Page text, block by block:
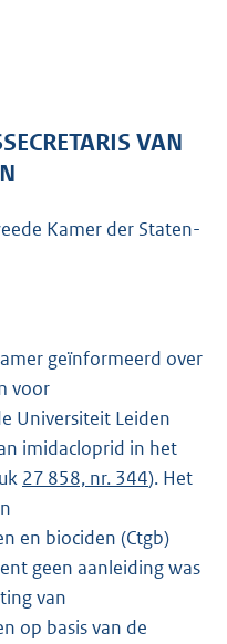
e
5
VAN
Kamer der Staten-
geïnformeerd over
voor
Universiteit Leiden
imidacloprid in het
27 858, nr. 344). Het
en biociden (Ctgb)
geen aanleiding was
van
op basis van de